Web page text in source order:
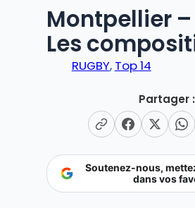
Montpellier –
Les
RUGBY, Top 14
Partager :
Soutenez-nous,
dans vos